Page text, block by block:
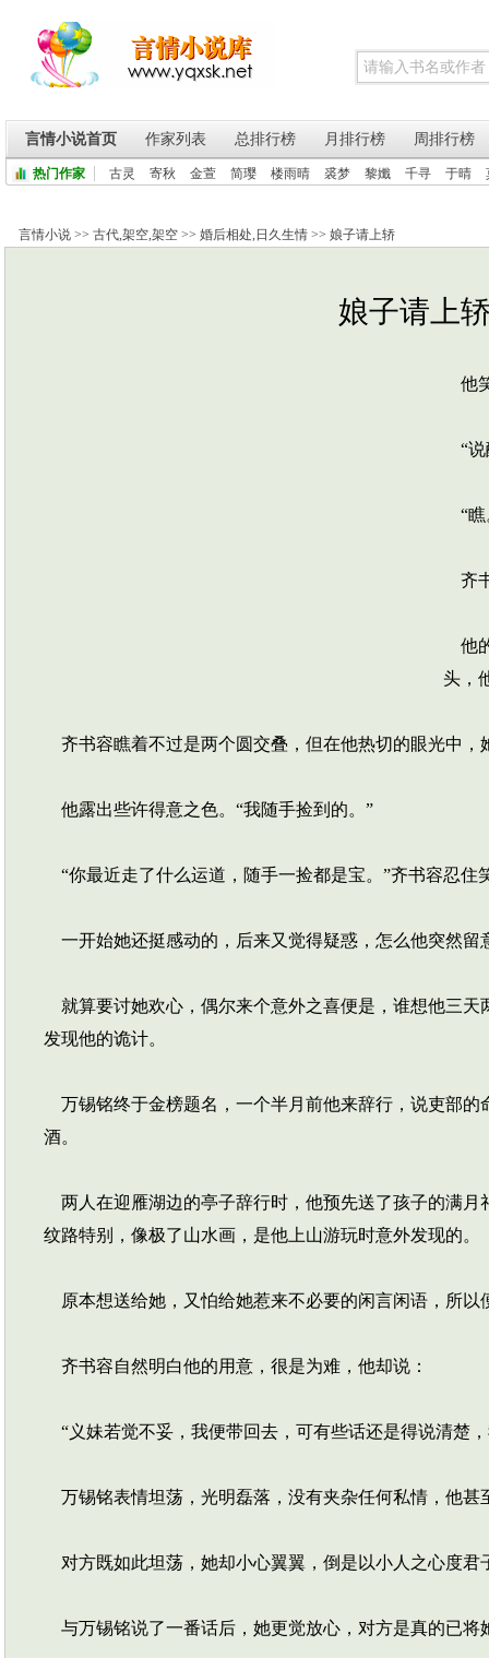
言情小说首页 作家列表 总排行榜 月排行榜 周排行榜
热门作家 古灵 寄秋 金萱 简璎 楼雨晴 裘梦 黎孅 千寻 于晴
言情小说 >> 古代,架空,架空 >> 婚后相处, 日久生情 >> 娘子请上轿
娘子请上
他
“说
“瞧
齐
他
头，
齐书容瞧着不过是两个圆交叠，但在他热切的眼光中，
他露出些许得意之色。“我随手捡到的。”
“你最近走了什么运道，随手一捡都是宝。”齐书容忍住
一开始她还挺感动的，后来又觉得疑惑，怎么他突然留
就算要讨她欢心，偶尔来个意外之喜便是，谁想他三天
发现他的诡计。
万锡铭终于金榜题名，一个半月前他来辞行，说吏部的
酒。
两人在迎雁湖边的亭子辞行时，他预先送了孩子的满月
纹路特别，像极了山水画，是他上山游玩时意外发现的。
原本想送给她，又怕给她惹来不必要的闲言闲语，所
齐书容自然明白他的用意，很是为难，他却说：
“义妹若觉不妥，我便带回去，可有些话还是得说清楚
万锡铭表情坦荡，光明磊落，没有夹杂任何私情，他甚
对方既如此坦荡，她却小心翼翼，倒是以小人之心度君
与万锡铭说了一番话后，她更觉放心，对方是真的已将